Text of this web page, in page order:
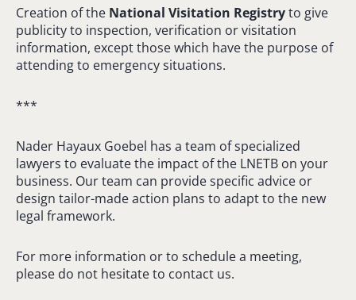
Creation of the National Visitation Registryto give
publicity to inspection, verification or visitation
information, except those which have the purpose of
attending to emergency situations.
***
Nader Hayaux Goebel has a team of specialized
lawyers to evaluate the impact of the LNETB on your
business. Our team can provide specific advice or
design tailor-made action plans to adapt to the new
legal framework.
For more information or to schedule a meeting,
please do not hesitate to contact us.